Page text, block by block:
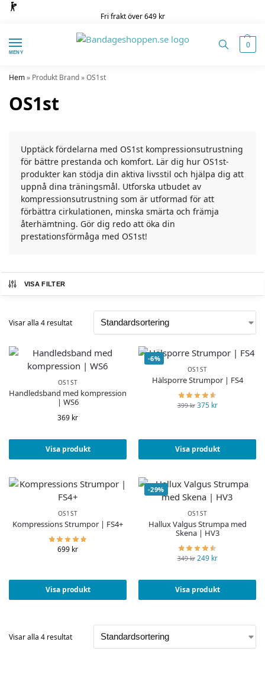
Fri frakt över 649 kr
MENY
0
Hem» Produkt Brand»OS1st
OS1st
Upptäck fördelarna med OS1st kompressionsutrustning
för bättre prestanda och komfort. Lär dig hur OS1st-
produkter kan stödja din aktiva livsstil och hjälpa dig att
uppnå dina träningsmål. Utforska utbudet av
kompressionsutrustning som är utformad för att
förbättra cirkulationen, minska smärta och främja
återhämtning. Gör dig redo att öka din
prestationsförmåga med OS1st!
VISA FILTER
Visar alla 4 resultat
OS1ST
Handledsband med kompression
| WS6
369 kr
Visa produkt
-6%
OS1ST
Hälsporre Strumpor | FS4
399kr 375 kr
Visa produkt
OS1ST
Kompressions Strumpor | FS4+
699 kr
Visa produkt
-29%
OS1ST
Hallux Valgus Strumpa med
Skena | HV3
349kr 249 kr
Visa produkt
Visar alla 4 resultat